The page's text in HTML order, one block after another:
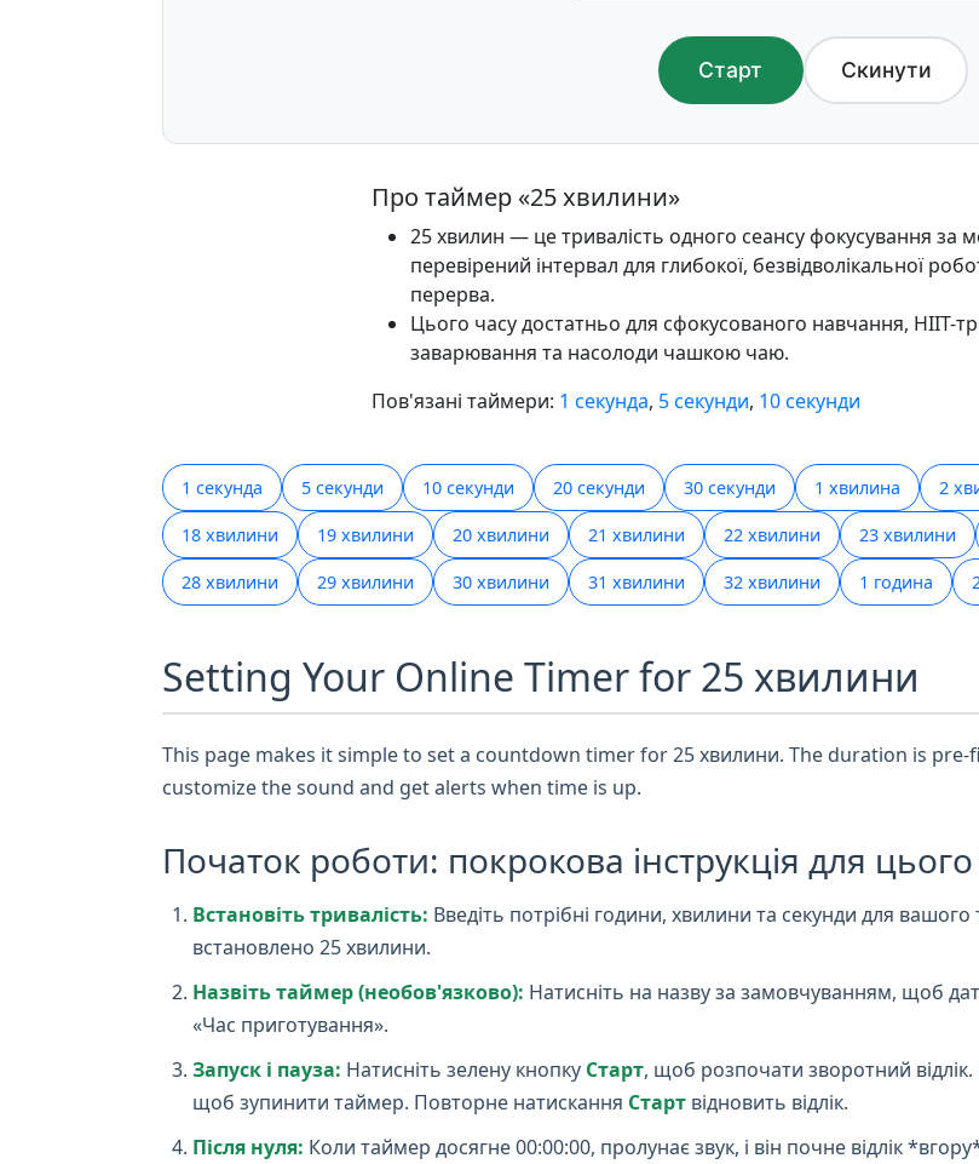
Старт Скинути
Про таймер «25 хвилини»
25 хвилин — це тривалість одного сеансу фокусування
перевірений інтервал для глибокої, безвідволікальної
перерва.
Цього часу достатньо для сфокусованого навчання, HIIT-
заварювання та насолоди чашкою чаю.
Пов'язані таймери: 1 секунда, 5 секунди, 10 секунди
1 секунда 5 секунди 10 секунди 20 секунди 30 секунди 1 хвилина 2
18 хвилини 19 хвилини 20 хвилини 21 хвилини 22 хвилини 23 хвилини
28 хвилини 29 хвилини 30 хвилини 31 хвилини 32 хвилини 1 година
Setting Your Online Timer for 25 хвилини
This page makes it simple to set a countdown timer for 25 хвилини. The duration is pre-
customize the sound and get alerts when time is up.
Початок роботи: покрокова інструкція для
Встановіть тривалість: Введіть потрібні години, хвилини та секунди для
встановлено 25 хвилини.
Назвіть таймер (необов'язково): Натисніть на назву за замовчуванням, щоб
«Час приготування».
Запуск і пауза: Натисніть зелену кнопку Старт, щоб розпочати зворотний
щоб зупинити таймер. Повторне натискання Старт відновить відлік.
Після нуля: Коли таймер досягне 00:00:00, пролунає звук, і він почне відлік